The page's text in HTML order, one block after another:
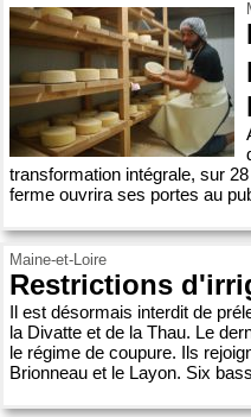
transformation intégrale, sur
ferme ouvrira ses portes au
Maine-et-Loire
Restrictions
Il est désormais interdit de
la Divatte et de la Thau. Le
le régime de coupure. Ils
Brionneau et le Layon. Six